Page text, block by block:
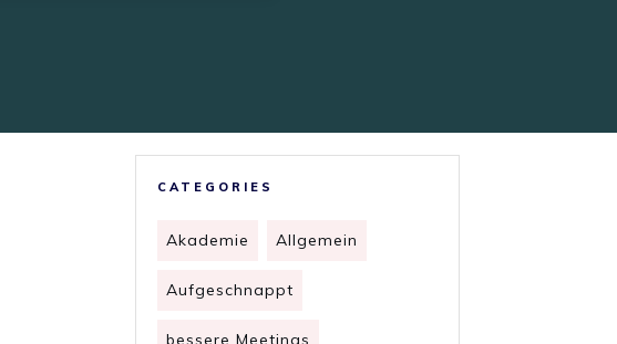
CATEGORIES
Akademie Allgemein
Aufgeschnappt
bessere Meetings